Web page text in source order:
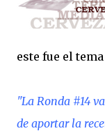
este fue el
"La Ronda #14
de aportar la